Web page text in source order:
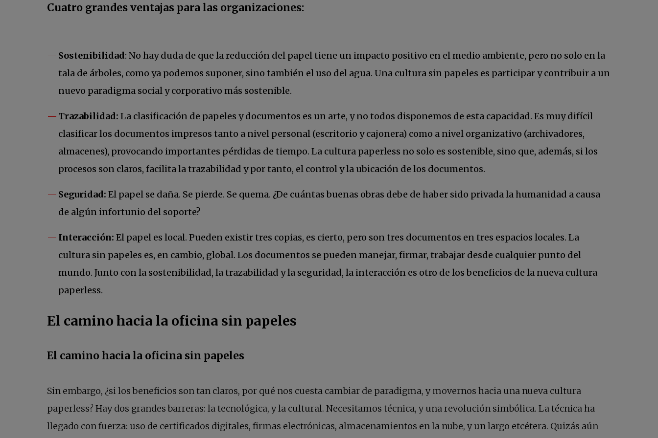
Cuatro grandes ventajas para las organizaciones:
Sostenibilidad: No hay duda de que la reducción del papel tiene un impacto positivo en el medio ambiente, pero no solo en la
tala de árboles, como ya podemos suponer, sino también el uso del agua. Una cultura sin papeles es participar y contribuir a un
nuevo paradigma social y corporativo más sostenible.
Trazabilidad: La clasificación de papeles y documentos es un arte, y no todos disponemos de esta capacidad. Es muy difícil
clasificar los documentos impresos tanto a nivel personal (escritorio y cajonera) como a nivel organizativo (archivadores,
almacenes), provocando importantes pérdidas de tiempo. La cultura paperless no solo es sostenible, sino que, además, si los
procesos son claros, facilita la trazabilidad y por tanto, el control y la ubicación de los documentos.
Seguridad: El papel se daña. Se pierde. Se quema. ¿De cuántas buenas obras debe de haber sido privada la humanidad a causa
de algún infortunio del soporte?
Interacción: El papel es local. Pueden existir tres copias, es cierto, pero son tres documentos en tres espacios locales. La
cultura sin papeles es, en cambio, global. Los documentos se pueden manejar, firmar, trabajar desde cualquier punto del
mundo. Junto con la sostenibilidad, la trazabilidad y la seguridad, la interacción es otro de los beneficios de la nueva cultura
paperless.
El camino hacia la oficina sin papeles
El camino hacia la oficina sin papeles
Sin embargo, ¿si los beneficios son tan claros, por qué nos cuesta cambiar de paradigma, y movernos hacia una nueva cultura
paperless? Hay dos grandes barreras: la tecnológica, y la cultural. Necesitamos técnica, y una revolución simbólica. La técnica ha
llegado con fuerza: uso de certificados digitales, firmas electrónicas, almacenamientos en la nube, y un largo etcétera. Quizás aún